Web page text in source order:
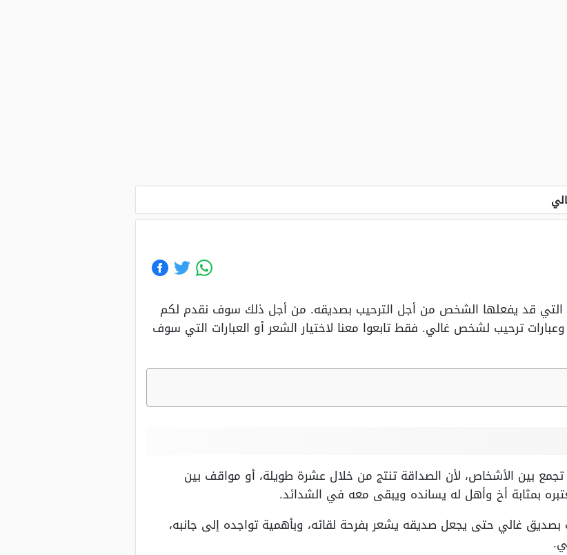
قد يفعلها الشخص من أجل الترحيب بصديقه. من أجل ذلك سوف نقدم لكم
ترحيب لشخص غالي. فقط تابعوا معنا لاختيار الشعر أو العبارات التي سوف
بين الأشخاص، لأن الصداقة تنتج من خلال عشرة طويلة، أو مواقف بين
بمثابة أخ وأهل له يسانده ويبقى معه في الشدائد.
غالي حتى يجعل صديقه يشعر بفرحة لقائه، وبأهمية تواجده إلى جانبه،